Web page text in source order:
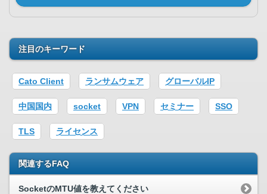
注目のキーワード
Cato Client ランサムウェア グローバルIP
中国国内 socket VPN セミナー SSO
TLS ライセンス
関連するFAQ
SocketのMTU値を教えてください